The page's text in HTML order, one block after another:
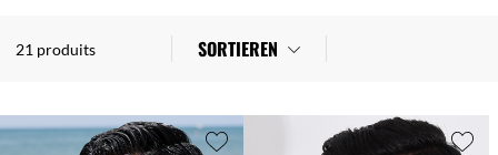
21 produits SORTIEREN